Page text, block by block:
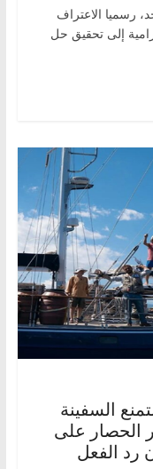
رسميا الاعتراف
إلى تحقيق حل
السفينة
الحصار على
رد الفعل